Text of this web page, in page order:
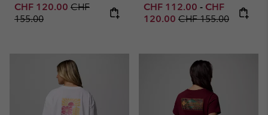
Sale price:
CHF 120.00 Regular price:
CHF
155.00
Minimum sale price:
CHF 112.00 - Maximum
CHF
120.00 Regular price:
CHF 155.00